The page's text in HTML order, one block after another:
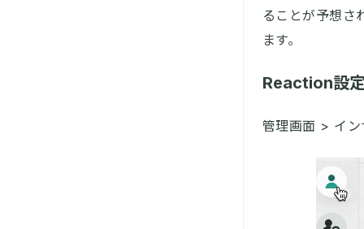
ることが予想さ
ます。
Reaction設
管理画面 > イ